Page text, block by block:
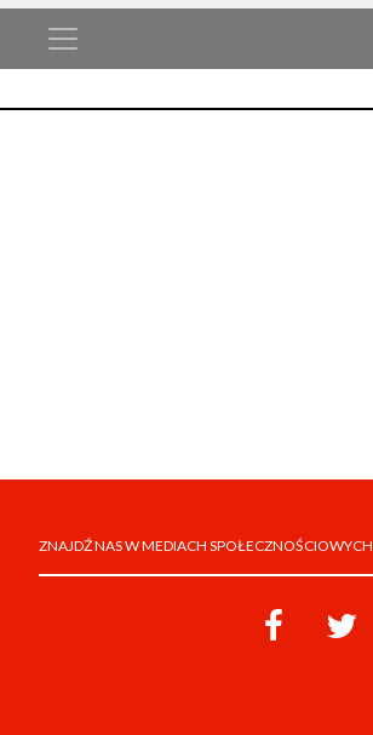
ZNAJDŹ NAS W MEDIACH SPOŁECZNOŚCIOWYCH